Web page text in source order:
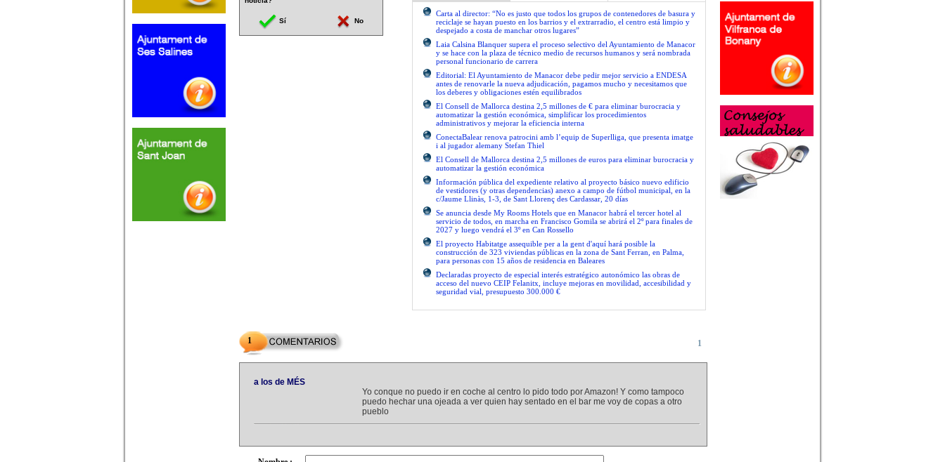
Sí No
Carta al director: “No es justo que todos los grupos de contenedores de basura y
reciclaje se hayan puesto en los barrios y el extrarradio, el centro está limpio y
despejado a costa de manchar otros lugares”
Laia Calsina Blanquer supera el proceso selectivo del Ayuntamiento de Manacor
y se hace con la plaza de técnico medio de recursos humanos y será nombrada
personal funcionario de carrera
Editorial: El Ayuntamiento de Manacor debe pedir mejor servicio a ENDESA
antes de renovarle la nueva adjudicación, pagamos mucho y necesitamos que
los deberes y obligaciones estén equilibrados
El Consell de Mallorca destina 2,5 millones de € para eliminar burocracia y
automatizar la gestión económica, simplificar los procedimientos
administrativos y mejorar la eficiencia interna
ConectaBalear renova patrocini amb l’equip de Superlliga, que presenta imatge
i al jugador alemany Stefan Thiel
El Consell de Mallorca destina 2,5 millones de euros para eliminar burocracia y
automatizar la gestión económica
Información pública del expediente relativo al proyecto básico nuevo edificio
de vestidores (y otras dependencias) anexo a campo de fútbol municipal, en la
c/Jaume Llinàs, 1-3, de Sant Llorenç des Cardassar, 20 días
Se anuncia desde My Rooms Hotels que en Manacor habrá el tercer hotel al
servicio de todos, en marcha en Francisco Gomila se abrirá el 2º para finales de
2027 y luego vendrá el 3º en Can Rossello
El proyecto Habitatge assequible per a la gent d'aquí hará posible la
construcción de 323 viviendas públicas en la zona de Sant Ferran, en Palma,
para personas con 15 años de residencia en Baleares
Declaradas proyecto de especial interés estratégico autonómico las obras de
acceso del nuevo CEIP Felanitx, incluye mejoras en movilidad, accesibilidad y
seguridad vial, presupuesto 300.000 €
1 1
a los de MÉS
Yo conque no puedo ir en coche al centro lo pido todo por Amazon! Y como tampoco
puedo hechar una ojeada a ver quien hay sentado en el bar me voy de copas a otro
pueblo